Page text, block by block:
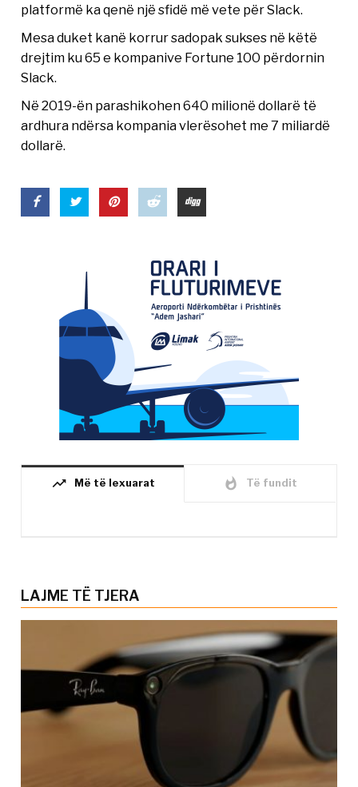
platformë ka qenë një sfidë më vete për Slack.
Mesa duket kanë korrur sadopak sukses në këtë
drejtim ku 65 e kompanive Fortune 100 përdornin
Slack.
Në 2019-ën parashikohen 640 milionë dollarë të
ardhura ndërsa kompania vlerësohet me 7 miliardë
dollarë.
trending_up Më të lexuarat whatshot Të fundit
LAJME TË TJERA